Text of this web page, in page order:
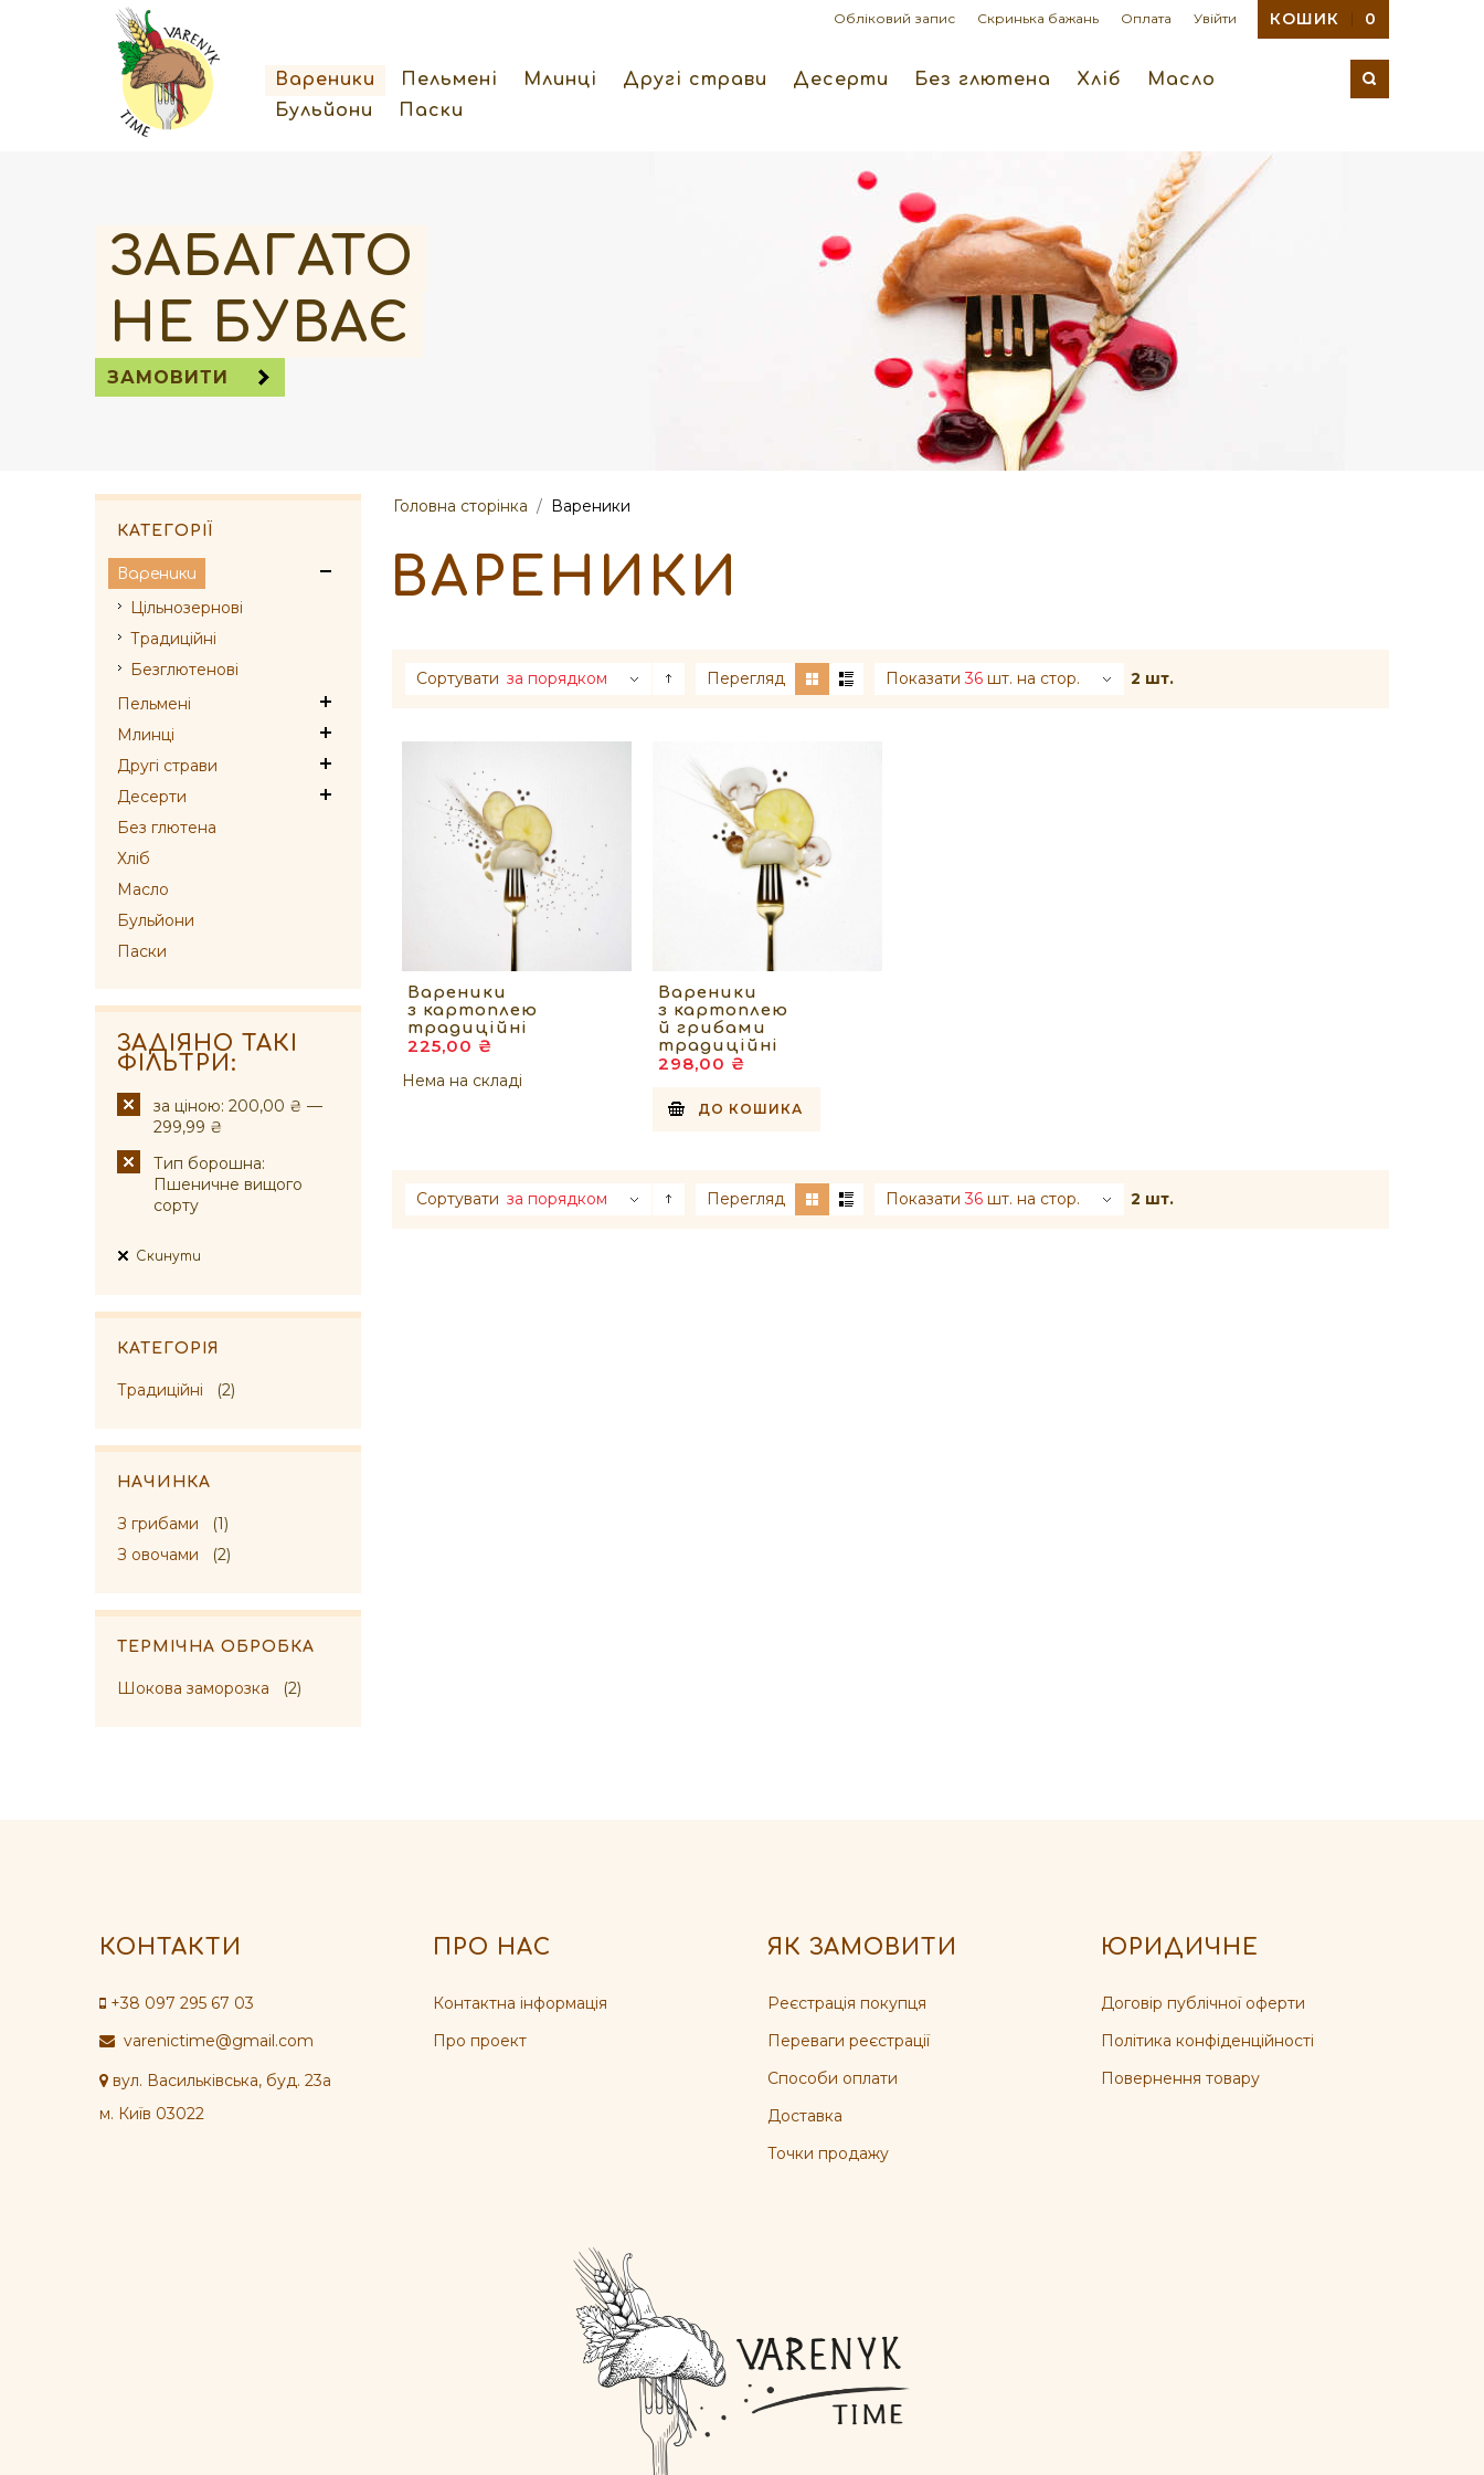
КОШИК 0
Обліковий запис Скринька бажань Оплата Увійти
Вареники Пельмені Млинці Другі страви Десерти Без глютена Хліб
Масло
Бульйони
Паски
ЗАБАГАТО
НЕ БУВАЄ
ЗАМОВИТИ
Головна сторінка / Вареники
ВАРЕНИКИ
Сортувати за порядком Перегляд Показати 36 шт. на стор. 2 шт.
Вареники
з картоплею
традиційні
225,00 ₴
Нема на складі
Вареники
з картоплею
й грибами
традиційні
298,00 ₴
ДО КОШИКА
Сортувати за порядком Перегляд Показати 36 шт. на стор. 2 шт.
КАТЕГОРІЇ
Вареники
Цільнозернові
Традиційні
Безглютенові
Пельмені
Млинці
Другі страви
Десерти
Без глютена
Хліб
Масло
Бульйони
Паски
ЗАДІЯНО ТАКІ
ФІЛЬТРИ:
за ціною: 200,00 ₴ —
299,99 ₴
Тип борошна:
Пшеничне вищого
сорту
Скинути
КАТЕГОРІЯ
Традиційні (2)
НАЧИНКА
З грибами
(1)
З овочами
(2)
ТЕРМІЧНА ОБРОБКА
Шокова заморозка (2)
КОНТАКТИ
+38 097 295 67 03
varenictime@gmail.com
вул. Васильківська, буд. 23а
м. Київ 03022
ПРО НАС
Контактна інформація
Про проект
ЯК ЗАМОВИТИ
Реєстрація покупця
Переваги реєстрації
Способи оплати
Доставка
Точки продажу
ЮРИДИЧНЕ
Договір публічної оферти
Політика конфіденційності
Повернення товару